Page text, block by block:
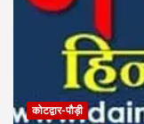
कोटद्वार-पौड़ी